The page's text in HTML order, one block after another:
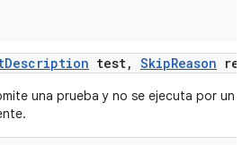
Description test, SkipReason
una prueba y no se ejecuta por un